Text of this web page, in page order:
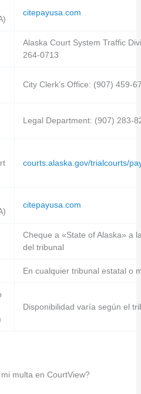
citepayusa.com
Alaska Court System Traffic
264-0713
City Clerk’s Office: (907) 459-
Legal Department: (907) 283-
courts.alaska.gov/trialcourts/
citepayusa.com
Cheque a «State of Alaska» a
del tribunal
En cualquier tribunal estatal o
Disponibilidad varía según el
multa en CourtView?